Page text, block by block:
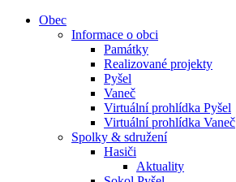
Obec
Informace o obci
Památky
Realizované projekty
Pyšel
Vaneč
Virtuální prohlídka Pyšel
Virtuální prohlídka Vaneč
Spolky & sdružení
Hasiči
Aktuality